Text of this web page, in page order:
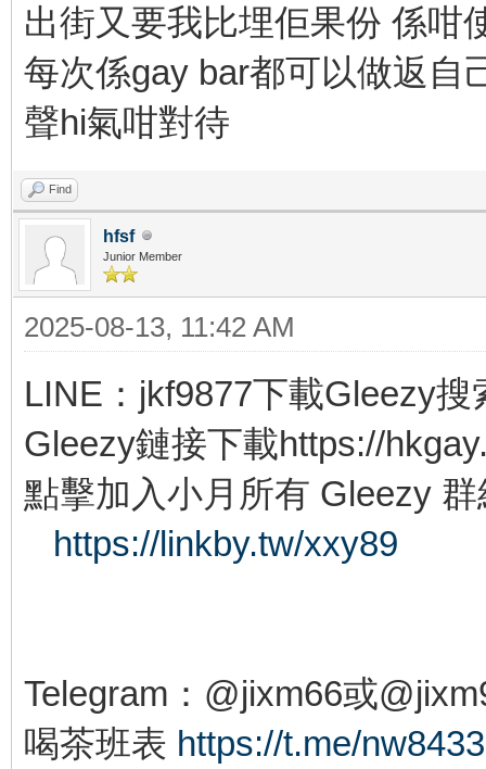
出街又要我比埋佢果份 係咁
每次係gay bar都可以做返自
聲hi氣咁對待
Find
hfsf
Junior Member
2025-08-13, 11:42 AM
LINE：jkf9877下載Gleezy
Gleezy鏈接下載https://
點擊加入小月所有 Gleezy 群
https://linkby.tw/xxy89
Telegram：@jixm66或
喝茶班表 https://t.me/nw8433